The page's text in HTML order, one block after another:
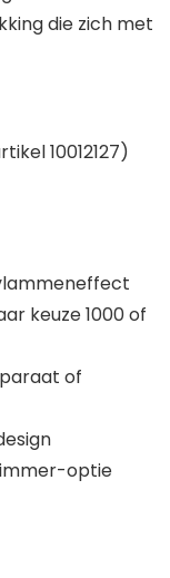
die zich met
10012127)
keuze 1000 of
of
optie